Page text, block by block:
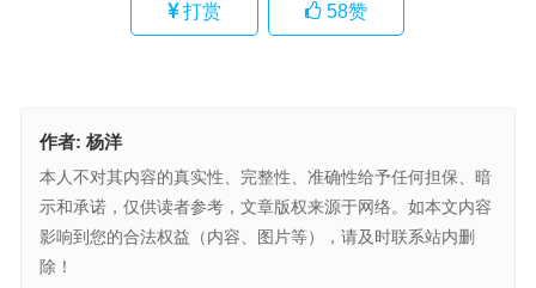
打赏 58赞
作者: 杨洋
本人不对其内容的真实性、完整性、准确性给予任何担保、暗
示和承诺，仅供读者参考，文章版权来源于网络。如本文内容
影响到您的合法权益（内容、图片等），请及时联系站内删
除！